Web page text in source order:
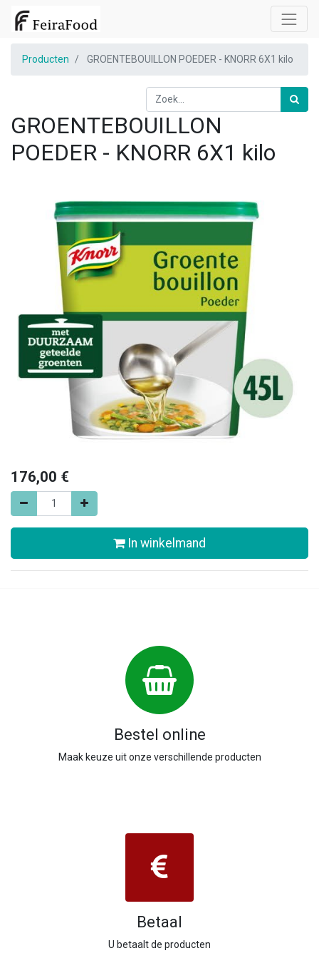
Producten GROENTEBOUILLON POEDER - KNORR 6X1 kilo
GROENTEBOUILLON
POEDER - KNORR 6X1 kilo
176,00 €
In winkelmand
Bestel online
Maak keuze uit onze verschillende producten
Betaal
U betaalt de producten